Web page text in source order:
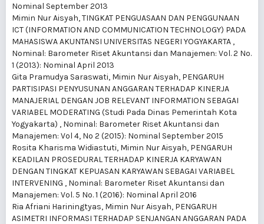
Nominal September 2013
Mimin Nur Aisyah,TINGKAT PENGUASAAN DAN PENGGUNAAN
ICT (INFORMATION AND COMMUNICATION TECHNOLOGY) PADA
MAHASISWA AKUNTANSI UNIVERSITAS NEGERI YOGYAKARTA ,
Nominal: Barometer Riset Akuntansi dan Manajemen: Vol. 2 No.
1 (2013): Nominal April 2013
Gita Pramudya Saraswati, Mimin Nur Aisyah, PENGARUH
PARTISIPASI PENYUSUNAN ANGGARAN TERHADAP KINERJA
MANAJERIAL DENGAN JOB RELEVANT INFORMATION SEBAGAI
VARIABEL MODERATING (Studi Pada Dinas Pemerintah Kota
Yogyakarta) , Nominal: Barometer Riset Akuntansi dan
Manajemen: Vol 4, No 2 (2015): Nominal September 2015
Rosita Kharisma Widiastuti, Mimin Nur Aisyah, PENGARUH
KEADILAN PROSEDURAL TERHADAP KINERJA KARYAWAN
DENGAN TINGKAT KEPUASAN KARYAWAN SEBAGAI VARIABEL
INTERVENING , Nominal: Barometer Riset Akuntansi dan
Manajemen: Vol. 5 No. 1 (2016): Nominal April 2016
Ria Afriani Hariningtyas, Mimin Nur Aisyah, PENGARUH
ASIMETRI INFORMASI TERHADAP SENJANGAN ANGGARAN PADA